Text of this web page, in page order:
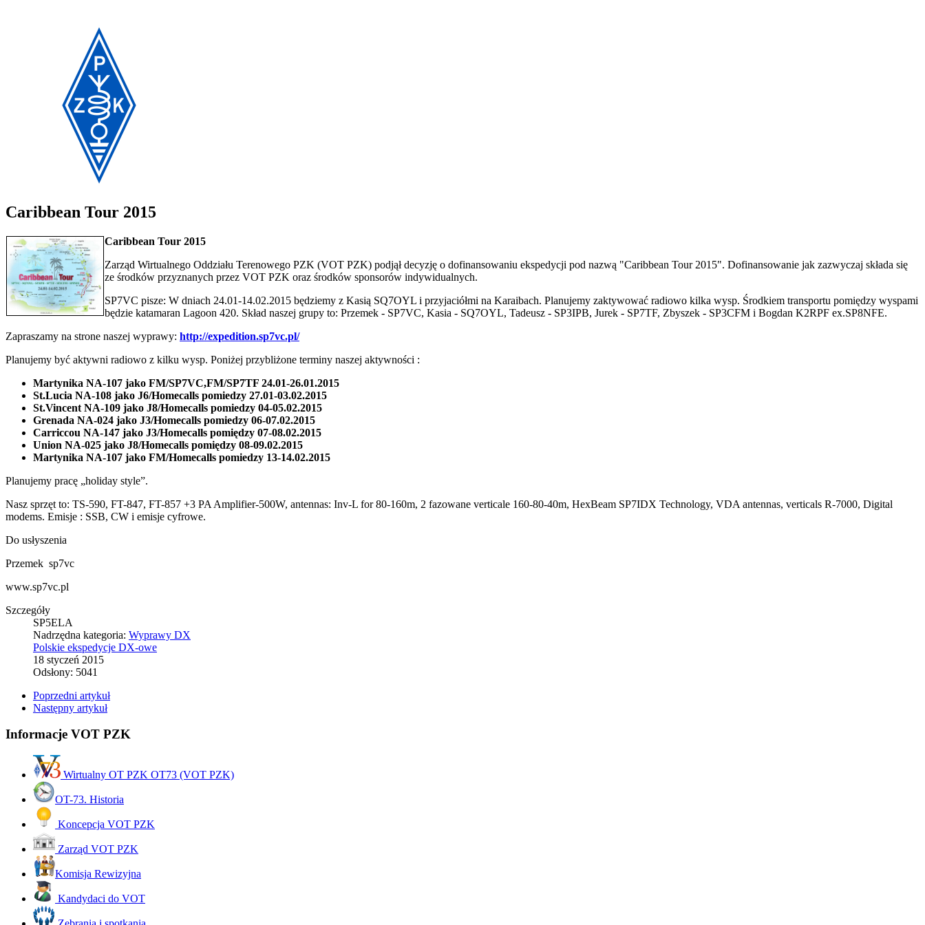
Caribbean Tour 2015
Caribbean Tour 2015
Zarząd Wirtualnego Oddziału Terenowego PZK (VOT PZK) podjął decyzję o dofinansowaniu ekspedycji pod nazwą "Caribbean Tour 2015". Dofinansowanie jak zazwyczaj składa się
ze środków przyznanych przez VOT PZK oraz środków sponsorów indywidualnych.
SP7VC pisze: W dniach 24.01-14.02.2015 będziemy z Kasią SQ7OYL i przyjaciółmi na Karaibach. Planujemy zaktywować radiowo kilka wysp. Środkiem transportu pomiędzy wyspami
będzie katamaran Lagoon 420. Skład naszej grupy to: Przemek - SP7VC, Kasia - SQ7OYL, Tadeusz - SP3IPB, Jurek - SP7TF, Zbyszek - SP3CFM i Bogdan K2RPF ex.SP8NFE.
Zapraszamy na strone naszej wyprawy: http://expedition.sp7vc.pl/
Planujemy być aktywni radiowo z kilku wysp. Poniżej przybliżone terminy naszej aktywności :
Martynika NA-107 jako FM/SP7VC,FM/SP7TF 24.01-26.01.2015
St.Lucia NA-108 jako J6/Homecalls pomiedzy 27.01-03.02.2015
St.Vincent NA-109 jako J8/Homecalls pomiedzy 04-05.02.2015
Grenada NA-024 jako J3/Homecalls pomiedzy 06-07.02.2015
Carriccou NA-147 jako J3/Homecalls pomiędzy 07-08.02.2015
Union NA-025 jako J8/Homecalls pomiędzy 08-09.02.2015
Martynika NA-107 jako FM/Homecalls pomiedzy 13-14.02.2015
Planujemy pracę „holiday style”.
Nasz sprzęt to: TS-590, FT-847, FT-857 +3 PA Amplifier-500W, antennas: Inv-L for 80-160m, 2 fazowane verticale 160-80-40m, HexBeam SP7IDX Technology, VDA antennas, verticals R-7000, Digital
modems. Emisje : SSB, CW i emisje cyfrowe.
Do usłyszenia
Przemek sp7vc
www.sp7vc.pl
Szczegóły
SP5ELA
Nadrzędna kategoria: Wyprawy DX
Polskie ekspedycje DX-owe
18 styczeń 2015
Odsłony: 5041
Poprzedni artykuł
Następny artykuł
Informacje VOT PZK
Wirtualny OT PZK OT73 (VOT PZK)
OT-73. Historia
Koncepcja VOT PZK
Zarząd VOT PZK
Komisja Rewizyjna
Kandydaci do VOT